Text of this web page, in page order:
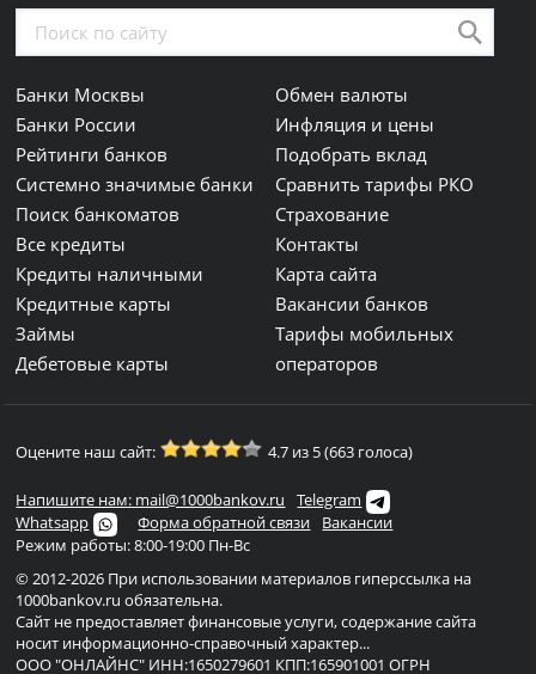
Банки Москвы
Банки России
Рейтинги банков
Системно значимые банки
Поиск банкоматов
Все кредиты
Кредиты наличными
Кредитные карты
Займы
Дебетовые карты
Обмен валюты
Инфляция и цены
Подобрать вклад
Сравнить тарифы РКО
Страхование
Контакты
Карта сайта
Вакансии банков
Тарифы мобильных
операторов
Оцените наш сайт: 4.7 из 5 (663 голоса)
Напишите нам: mail@1000bankov.ru
Telegram
Whatsapp
Форма обратной связи
Вакансии
Режим работы: 8:00-19:00 Пн-Вс
© 2012-2026 При использовании материалов гиперссылка на
1000bankov.ru обязательна.
Сайт не предоставляет финансовые услуги, содержание сайта
носит информационно-справочный характер...
ООО "ОНЛАЙНС" ИНН:1650279601 КПП:165901001 ОГРН